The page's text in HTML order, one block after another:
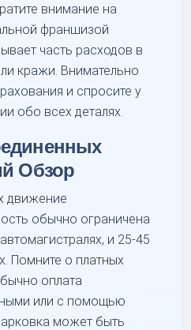
внимание на
франшизой
часть расходов в
кражи. Внимательно
и спросите у
обо всех деталях.
Обзор
движение
обычно ограничена
и 25-45
Помните о платных
оплата
или с помощью
может быть